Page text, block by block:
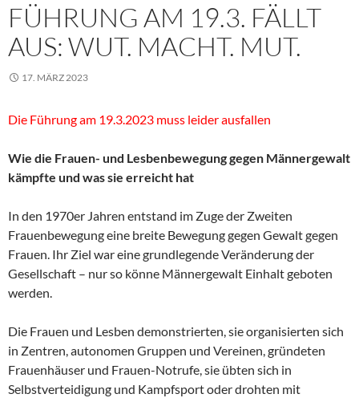
FÜHRUNG AM 19.3. FÄLLT
AUS: WUT. MACHT. MUT.
17. MÄRZ 2023
Die Führung am 19.3.2023 muss leider ausfallen
Wie die Frauen- und Lesbenbewegung gegen Männergewalt
kämpfte und was sie erreicht hat
In den 1970er Jahren entstand im Zuge der Zweiten
Frauenbewegung eine breite Bewegung gegen Gewalt gegen
Frauen. Ihr Ziel war eine grundlegende Veränderung der
Gesellschaft – nur so könne Männergewalt Einhalt geboten
werden.
Die Frauen und Lesben demonstrierten, sie organisierten sich
in Zentren, autonomen Gruppen und Vereinen, gründeten
Frauenhäuser und Frauen-Notrufe, sie übten sich in
Selbstverteidigung und Kampfsport oder drohten mit